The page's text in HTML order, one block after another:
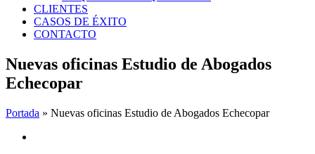
CLIENTES
CASOS DE ÉXITO
CONTACTO
Nuevas oficinas Estudio de Abogados
Echecopar
Portada » Nuevas oficinas Estudio de Abogados Echecopar